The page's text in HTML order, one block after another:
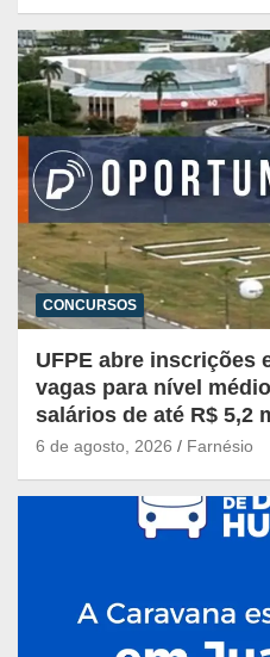
CONCURSOS
UFPE abre inscrições
vagas para nível
salários de até R$ 5,2
6 de agosto, 2026 Farnésio